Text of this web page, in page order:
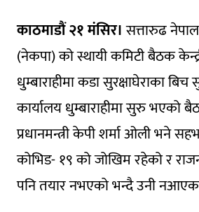
काठमाडौं २१ मंसिर।सत्तारुढ नेपाल
(नेकपा) को स्थायी कमिटी बैठक
धुम्बाराहीमा कडा सुरक्षाघेराका
कार्यालय धुम्बाराहीमा सुरु भएको
प्रधानमन्त्री केपी शर्मा ओली भने
कोभिड- १९ को जोखिम रहेको र
पनि तयार नभएको भन्दै उनी